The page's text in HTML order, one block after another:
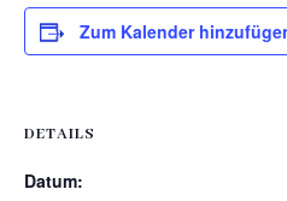
Zum Kalender
DETAILS
Datum: